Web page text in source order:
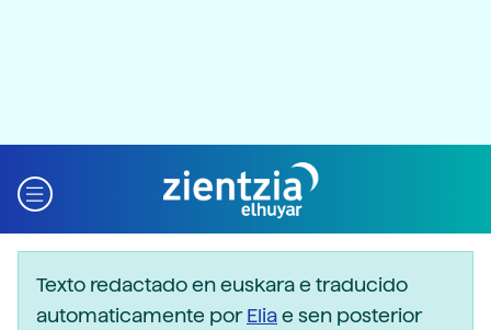
Texto redactado en euskara e traducido
automaticamente porEliae sen posterior